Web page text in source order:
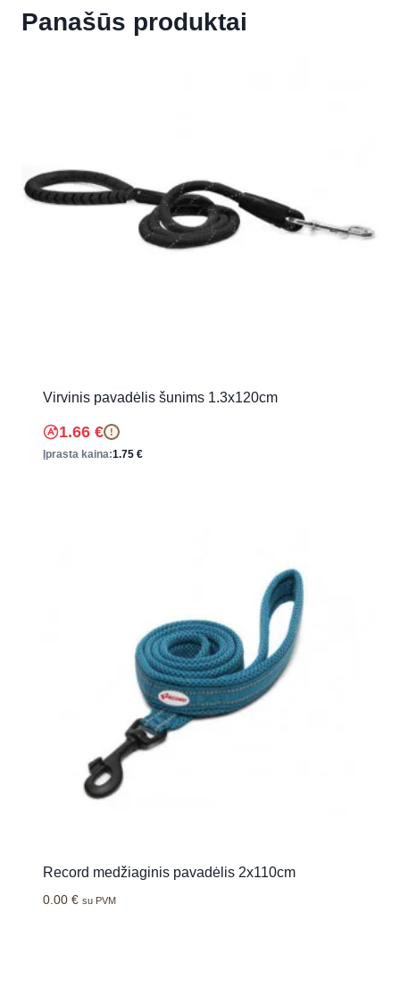
Panašūs produktai
Virvinis pavadėlis šunims 1.3x120cm
1.66 € !
Įprasta kaina:1.75 €
Record medžiaginis pavadėlis 2x110cm
0.00 € su PVM